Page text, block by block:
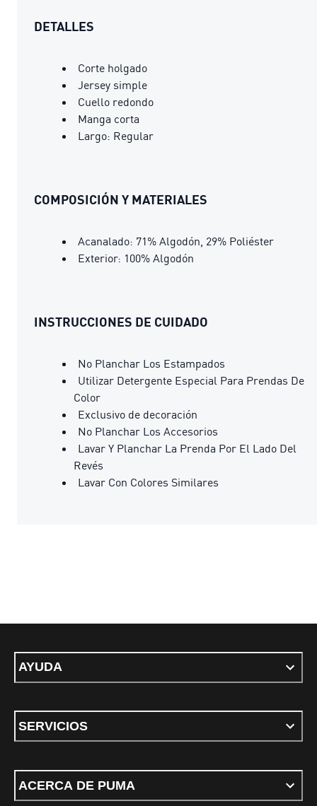
DETALLES
Corte holgado
Jersey simple
Cuello redondo
Manga corta
Largo: Regular
COMPOSICIÓN Y MATERIALES
Acanalado: 71% Algodón, 29% Poliéster
Exterior: 100% Algodón
INSTRUCCIONES DE CUIDADO
No Planchar Los Estampados
Utilizar Detergente Especial Para Prendas De
Color
Exclusivo de decoración
No Planchar Los Accesorios
Lavar Y Planchar La Prenda Por El Lado Del
Revés
Lavar Con Colores Similares
AYUDA
SERVICIOS
ACERCA DE PUMA